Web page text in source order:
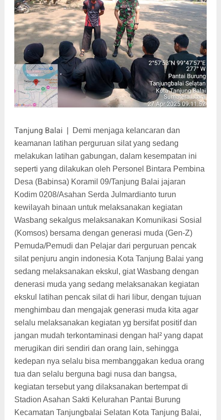
Tanjung Balai
Demi menjaga kelancaran dan
keamanan latihan perguruan silat yang sedang
melakukan latihan gabungan, dalam kesempatan ini
seperti yang dilakukan oleh Personel Bintara Pembina
Desa (Babinsa) Koramil 09/Tanjung Balai jajaran
Kodim 0208/Asahan Serda Julmardianto turun
kewilayah binaan untuk melaksanakan kegiatan
Wasbang sekalgus melaksanakan Komunikasi Sosial
(Komsos) bersama dengan generasi muda (Gen-Z)
Pemuda/Pemudi dan Pelajar dari perguruan pencak
silat penjuru angin indonesia Kota Tanjung Balai yang
sedang melaksanakan ekskul, giat Wasbang dengan
denerasi muda yang sedang melaksanakan kegiatan
ekskul latihan pencak silat di hari libur, dengan tujuan
menghimbau dan mengajak generasi muda kita agar
selalu melaksanakan kegiatan yg bersifat positif dan
jangan mudah terkontaminasi dengan hal² yang dapat
merugikan diri sendiri dan orang lain, sehingga
kedepan nya selalu bisa membanggakan kedua orang
tua dan selalu berguna bagi nusa dan bangsa,
kegiatan tersebut yang dilaksanakan bertempat di
Stadion Asahan Sakti Kelurahan Pantai Burung
Kecamatan Tanjungbalai Selatan Kota Tanjung Balai,